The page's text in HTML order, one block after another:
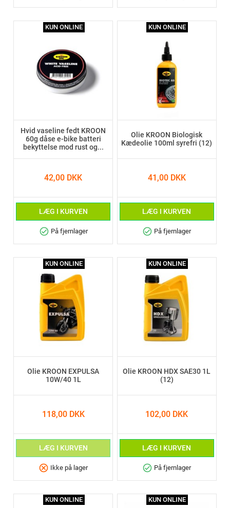
Hvid vaseline fedt KROON
60g dåse e-bike batteri
bekyttelse mod rust og...
42,00 DKK
LÆG I KURVEN
check_circle På fjernlager
KUN ONLINE
Olie KROON Biologisk
Kædeolie 100ml syrefri (12)
41,00 DKK
LÆG I KURVEN
check_circle På fjernlager
KUN ONLINE
Olie KROON EXPULSA
10W/40 1L
118,00 DKK
LÆG I KURVEN
cancel Ikke på lager
KUN ONLINE
Olie KROON HDX SAE30 1L
(12)
102,00 DKK
LÆG I KURVEN
check_circle På fjernlager
KUN ONLINE
KUN ONLINE KUN ONLINE